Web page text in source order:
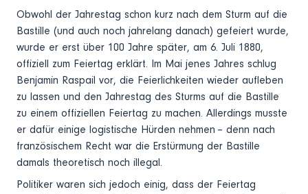
Obwohl der Jahrestag schon kurz nach dem Sturm auf die
Bastille (und auch noch jahrelang danach) gefeiert wurde,
wurde er erst über 100 Jahre später, am 6. Juli 1880,
offiziell zum Feiertag erklärt. Im Mai jenes Jahres schlug
Benjamin Raspail vor, die Feierlichkeiten wieder aufleben
zu lassen und den Jahrestag des Sturms auf die Bastille
zu einem offiziellen Feiertag zu machen. Allerdings musste
er dafür einige logistische Hürden nehmen – denn nach
französischem Recht war die Erstürmung der Bastille
damals theoretisch noch illegal.
Politiker waren sich jedoch einig, dass der Feiertag